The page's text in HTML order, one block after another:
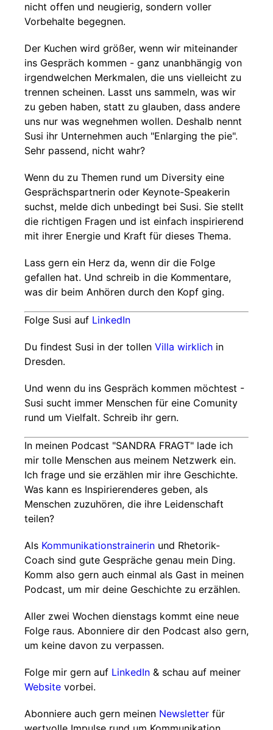
nicht offen und neugierig, sondern voller
Vorbehalte begegnen.
Der Kuchen wird größer, wenn wir miteinander
ins Gespräch kommen - ganz unanbhängig von
irgendwelchen Merkmalen, die uns vielleicht zu
trennen scheinen. Lasst uns sammeln, was wir
zu geben haben, statt zu glauben, dass andere
uns nur was wegnehmen wollen. Deshalb nennt
Susi ihr Unternehmen auch "Enlarging the pie".
Sehr passend, nicht wahr?
Wenn du zu Themen rund um Diversity eine
Gesprächspartnerin oder Keynote-Speakerin
suchst, melde dich unbedingt bei Susi. Sie stellt
die richtigen Fragen und ist einfach inspirierend
mit ihrer Energie und Kraft für dieses Thema.
Lass gern ein Herz da, wenn dir die Folge
gefallen hat. Und schreib in die Kommentare,
was dir beim Anhören durch den Kopf ging.
Folge Susi auf LinkedIn
Du findest Susi in der tollen Villa wirklich in
Dresden.
Und wenn du ins Gespräch kommen möchtest -
Susi sucht immer Menschen für eine Comunity
rund um Vielfalt. Schreib ihr gern.
In meinen Podcast "SANDRA FRAGT" lade ich
mir tolle Menschen aus meinem Netzwerk ein.
Ich frage und sie erzählen mir ihre Geschichte.
Was kann es Inspirierenderes geben, als
Menschen zuzuhören, die ihre Leidenschaft
teilen?
Als Kommunikationstrainerin und Rhetorik-
Coach sind gute Gespräche genau mein Ding.
Komm also gern auch einmal als Gast in meinen
Podcast, um mir deine Geschichte zu erzählen.
Aller zwei Wochen dienstags kommt eine neue
Folge raus. Abonniere dir den Podcast also gern,
um keine davon zu verpassen.
Folge mir gern auf LinkedIn & schau auf meiner
Website vorbei.
Abonniere auch gern meinen Newsletter für